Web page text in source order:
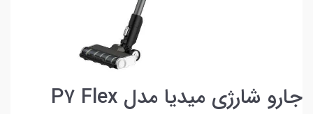
جارو شارژی میدیا مدل P۷ Flex